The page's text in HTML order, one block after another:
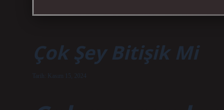
Çok Şey Bitişik Mi
Tarih: Kasım 15, 2024